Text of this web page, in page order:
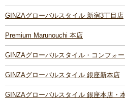
GINZAグローバルスタイル 新宿3丁目店
Premium Marunouchi 本店
GINZAグローバルスタイル・コンフォ
GINZAグローバルスタイル 銀座新本店
GINZAグローバルスタイル 銀座本店・